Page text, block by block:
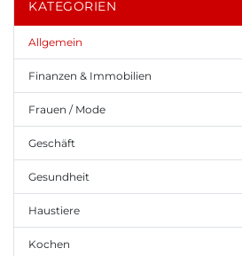
KATEGORIEN
Allgemein
Finanzen & Immobilien
Frauen / Mode
Geschäft
Gesundheit
Haustiere
Kochen